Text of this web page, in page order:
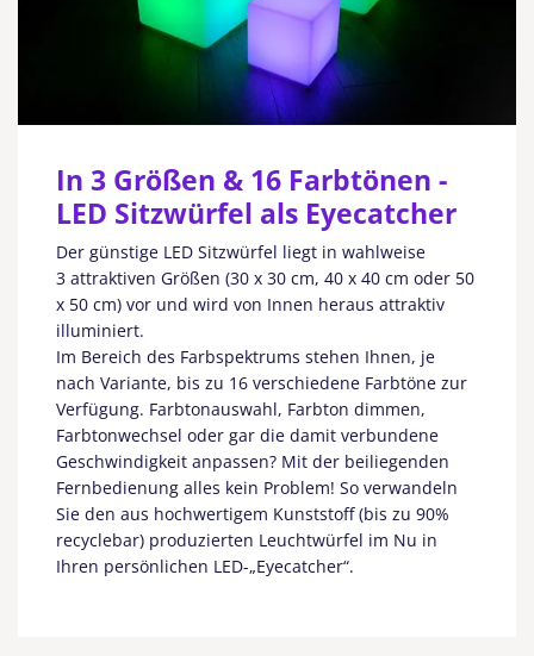
In 3 Größen & 16 Farbtönen -
LED Sitzwürfel als Eyecatcher
Der günstige LED Sitzwürfel liegt in wahlweise
3 attraktiven Größen (30 x 30 cm, 40 x 40 cm oder 50
x 50 cm) vor und wird von Innen heraus attraktiv
illuminiert.
Im Bereich des Farbspektrums stehen Ihnen, je
nach Variante, bis zu 16 verschiedene Farbtöne zur
Verfügung. Farbtonauswahl, Farbton dimmen,
Farbtonwechsel oder gar die damit verbundene
Geschwindigkeit anpassen? Mit der beiliegenden
Fernbedienung alles kein Problem! So verwandeln
Sie den aus hochwertigem Kunststoff (bis zu 90%
recyclebar) produzierten Leuchtwürfel im Nu in
Ihren persönlichen LED-„Eyecatcher“.